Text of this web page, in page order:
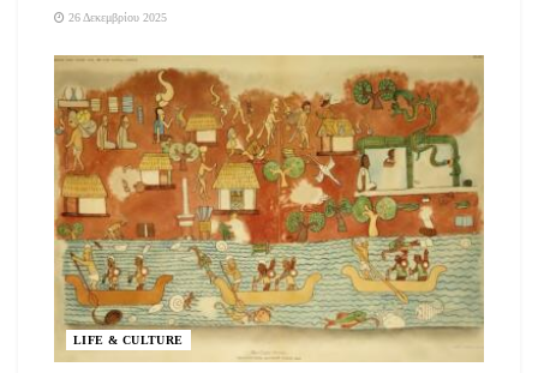
26 Δεκεμβρίου 2025
LIFE & CULTURE